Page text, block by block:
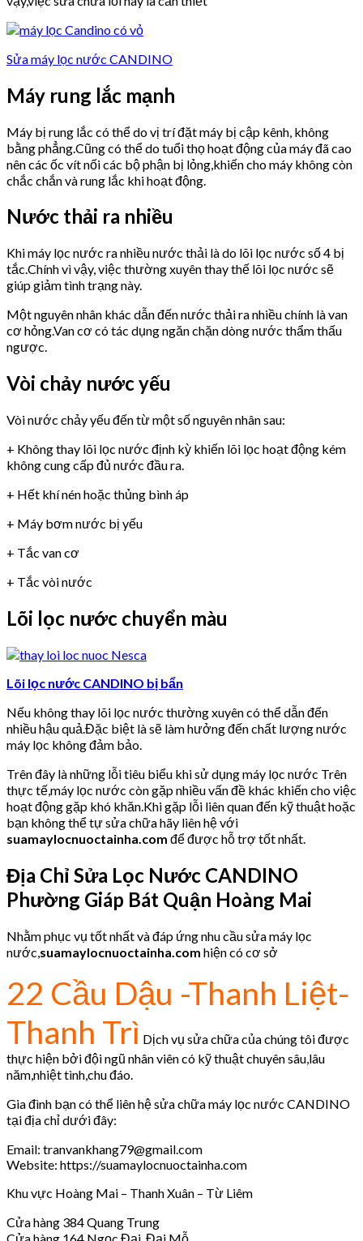
Sửa máy lọc nước CANDINO
Máy rung lắc mạnh
Máy bị rung lắc có thể do vị trí đặt máy bị cập kênh, không
bằng phẳng.Cũng có thể do tuổi thọ hoạt động của máy đã cao
nên các ốc vít nối các bộ phận bị lỏng,khiến cho máy không còn
chắc chắn và rung lắc khi hoạt động.
Nước thải ra nhiều
Khi máy lọc nước ra nhiều nước thải là do lõi lọc nước số 4 bị
tắc.Chính vì vậy, việc thường xuyên thay thế lõi lọc nước sẽ
giúp giảm tình trạng này.
Một nguyên nhân khác dẫn đến nước thải ra nhiều chính là van
cơ hỏng.Van cơ có tác dụng ngăn chặn dòng nước thẩm thấu
ngược.
Vòi chảy nước yếu
Vòi nước chảy yếu đến từ một số nguyên nhân sau:
+ Không thay lõi lọc nước định kỳ khiến lõi lọc hoạt động kém
không cung cấp đủ nước đầu ra.
+ Hết khí nén hoặc thủng bình áp
+ Máy bơm nước bị yếu
+ Tắc van cơ
+ Tắc vòi nước
Lõi lọc nước chuyển màu
Lõi lọc nước CANDINO bị bẩn
Nếu không thay lõi lọc nước thường xuyên có thể dẫn đến
nhiều hậu quả.Đặc biệt là sẽ làm hưởng đến chất lượng nước
máy lọc không đảm bảo.
Trên đây là những lỗi tiêu biểu khi sử dụng máy lọc nước Trên
thực tế,máy lọc nước còn gặp nhiều vấn đề khác khiến cho việc
hoạt động gặp khó khăn.Khi gặp lỗi liên quan đến kỹ thuật hoặc
bạn không thể tự sửa chữa hãy liên hệ với
suamaylocnuoctainha.com để được hỗ trợ tốt nhất.
Địa Chỉ Sửa Lọc Nước CANDINO
Phường Giáp Bát Quận Hoàng Mai
Nhằm phục vụ tốt nhất và đáp ứng nhu cầu sửa máy lọc
nước, suamaylocnuoctainha.com hiện có cơ sở
22 Cầu Dậu -Thanh Liệt-
Thanh Trì Dịch vụ sửa chữa của chúng tôi được
thực hiện bởi đội ngũ nhân viên có kỹ thuật chuyên sâu,lâu
năm,nhiệt tình,chu đáo.
Gia đình bạn có thể liên hệ sửa chữa máy lọc nước CANDINO
tại địa chỉ dưới đây:
Email: tranvankhang79@gmail.com
Website: https://suamaylocnuoctainha.com
Khu vực Hoàng Mai – Thanh Xuân – Từ Liêm
Cửa hàng 384 Quang Trung